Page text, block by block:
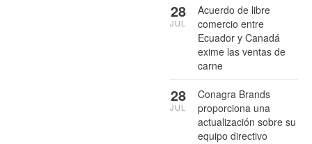
Acuerdo de libre
comercio entre
Ecuador y Canadá
exime las ventas de
carne
28
JUL
Conagra Brands
proporciona una
actualización sobre su
equipo directivo
28
JUL